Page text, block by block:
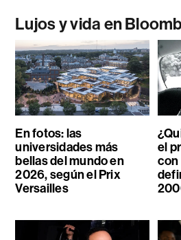
Lujos y vida en
En fotos: las
universidades más
bellas del mundo en
2026, según el Prix
Versailles
el
con